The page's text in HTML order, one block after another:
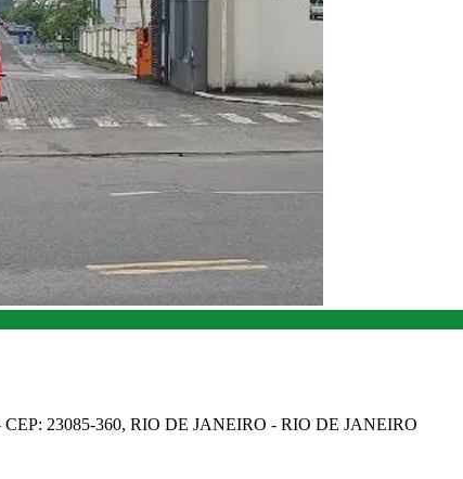
23085-360, RIO DE JANEIRO - RIO DE JANEIRO